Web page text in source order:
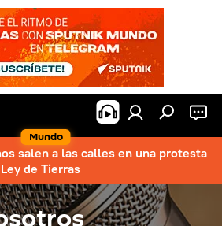
Mundo
salen a las calles en una protesta
de Tierras